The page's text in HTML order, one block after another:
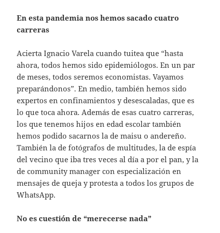
En esta pandemia nos hemos sacado cuatro
carreras
Acierta Ignacio Varela cuando tuitea que “hasta
ahora, todos hemos sido epidemiólogos. En un par
de meses, todos seremos economistas. Vayamos
preparándonos”. En medio, también hemos sido
expertos en confinamientos y desescaladas, que es
lo que toca ahora. Además de esas cuatro carreras,
los que tenemos hijos en edad escolar también
hemos podido sacarnos la de maisu o andereño.
También la de fotógrafos de multitudes, la de espía
del vecino que iba tres veces al día a por el pan, y la
de community manager con especialización en
mensajes de queja y protesta a todos los grupos de
WhatsApp.
No es cuestión de “merecerse nada”